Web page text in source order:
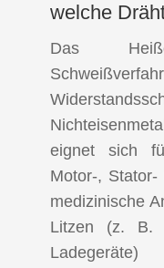
welche
Das
eignet sich
Motor-, Stator-
medizinische
Litzen (z. B.